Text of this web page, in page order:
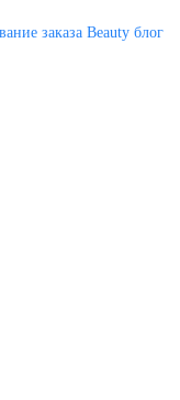
заказа Beauty блог